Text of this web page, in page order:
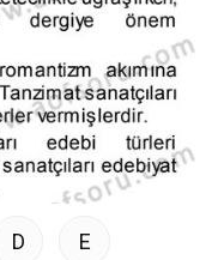
D E